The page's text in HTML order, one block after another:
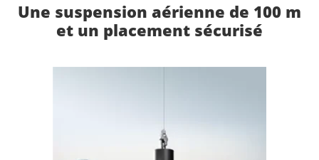
Une suspension aérienne de 100 m
et un placement sécurisé